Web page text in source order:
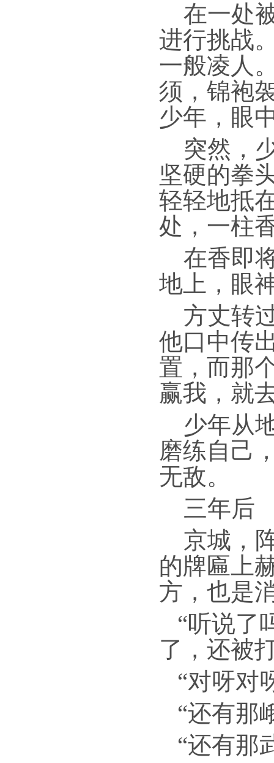
在一处
进行挑战
一般凌人
须，锦袍
少年，眼
突然，
坚硬的拳
轻轻地抵
处，一柱
在香即
地上，眼
方丈转
他口中传
置，而那
赢我，就
少年从
磨练自己
无敌。
三年后
京城，
的牌匾上
方，也是
“听说了
了，还被
“对呀对
“还有那
“还有那